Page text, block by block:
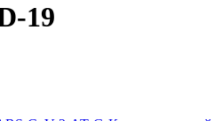
19